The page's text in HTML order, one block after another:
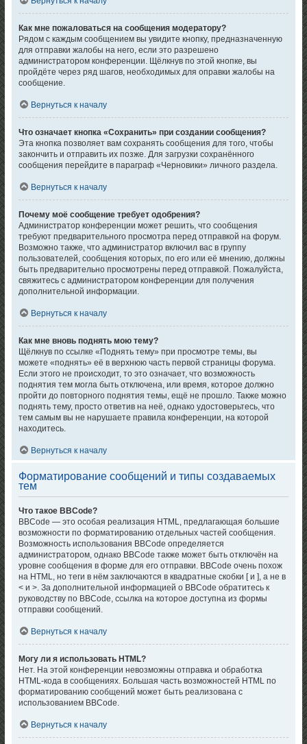
Как мне пожаловаться на сообщения модератору?
Рядом с каждым сообщением вы увидите кнопку, предназначенную
для отправки жалобы на него, если это разрешено
администратором конференции. Щёлкнув по этой кнопке, вы
пройдёте через ряд шагов, необходимых для оправки жалобы на
сообщение.
Вернуться к началу
Что означает кнопка «Сохранить» при создании сообщения?
Эта кнопка позволяет вам сохранять сообщения для того, чтобы
закончить и отправить их позже. Для загрузки сохранённого
сообщения перейдите в параграф «Черновики» личного раздела.
Вернуться к началу
Почему моё сообщение требует одобрения?
Администратор конференции может решить, что сообщения
требуют предварительного просмотра перед отправкой на форум.
Возможно также, что администратор включил вас в группу
пользователей, сообщения которых, по его или её мнению, должны
быть предварительно просмотрены перед отправкой. Пожалуйста,
свяжитесь с администратором конференции для получения
дополнительной информации.
Вернуться к началу
Как мне вновь поднять мою тему?
Щёлкнув по ссылке «Поднять тему» при просмотре темы, вы
можете «поднять» её в верхнюю часть первой страницы форума.
Если этого не происходит, то это означает, что возможность
поднятия тем могла быть отключена, или время, которое должно
пройти до повторного поднятия темы, ещё не прошло. Также можно
поднять тему, просто ответив на неё, однако удостоверьтесь, что
тем самым вы не нарушаете правила конференции, на которой
находитесь.
Вернуться к началу
Форматирование сообщений и типы создаваемых
тем
Что такое BBCode?
BBCode — это особая реализация HTML, предлагающая большие
возможности по форматированию отдельных частей сообщения.
Возможность использования BBCode определяется
администратором, однако BBCode также может быть отключён на
уровне сообщения в форме для его отправки. BBCode очень похож
на HTML, но теги в нём заключаются в квадратные скобки [ и ], а не в
< и >. За дополнительной информацией о BBCode обратитесь к
руководству по BBCode, ссылка на которое доступна из формы
отправки сообщений.
Вернуться к началу
Могу ли я использовать HTML?
Нет. На этой конференции невозможны отправка и обработка
HTML-кода в сообщениях. Большая часть возможностей HTML по
форматированию сообщений может быть реализована с
использованием BBCode.
Вернуться к началу